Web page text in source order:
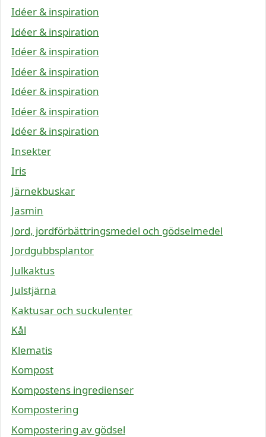
Idéer & inspiration
Idéer & inspiration
Idéer & inspiration
Idéer & inspiration
Idéer & inspiration
Idéer & inspiration
Idéer & inspiration
Insekter
Iris
Järnekbuskar
Jasmin
Jord, jordförbättringsmedel och gödselmedel
Jordgubbsplantor
Julkaktus
Julstjärna
Kaktusar och suckulenter
Kål
Klematis
Kompost
Kompostens ingredienser
Kompostering
Kompostering av gödsel